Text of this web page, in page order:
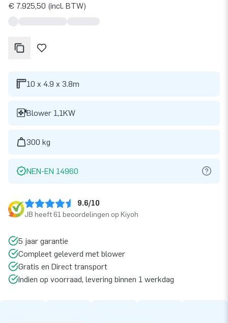
€ 7.925,50 (incl. BTW)
10 x 4.9 x 3.8m
Blower 1,1KW
300 kg
NEN-EN 14960
9.6/10
JB heeft 61 beoordelingen op Kiyoh
5 jaar garantie
Compleet geleverd met blower
Gratis en Direct transport
Indien op voorraad, levering binnen 1 werkdag